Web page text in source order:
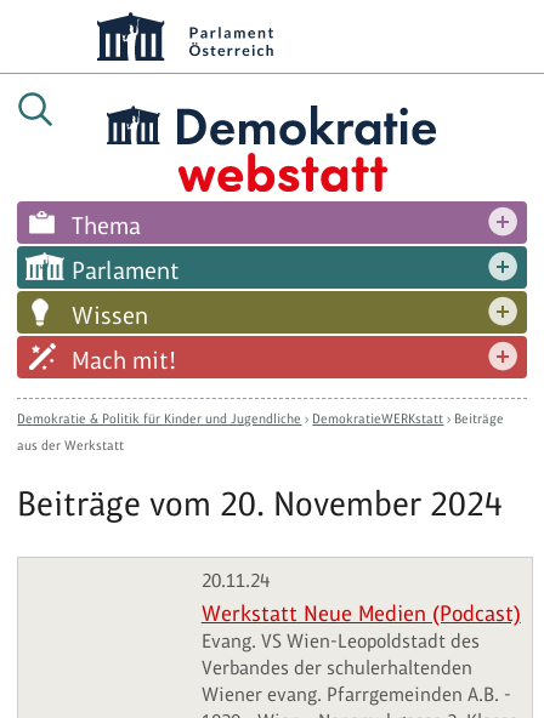
Thema
Parlament
Wissen
Mach mit!
Demokratie & Politik für Kinder und Jugendliche › DemokratieWERKstatt › Beiträge
aus der Werkstatt
Beiträge vom 20. November 2024
20.11.24
Werkstatt Neue Medien (Podcast)
Evang. VS Wien-Leopoldstadt des
Verbandes der schulerhaltenden
Wiener evang. Pfarrgemeinden A.B. -